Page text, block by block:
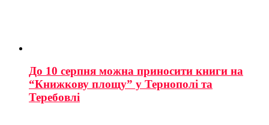
До 10 серпня можна приносити книги на
“Книжкову площу” у Тернополі та
Теребовлі